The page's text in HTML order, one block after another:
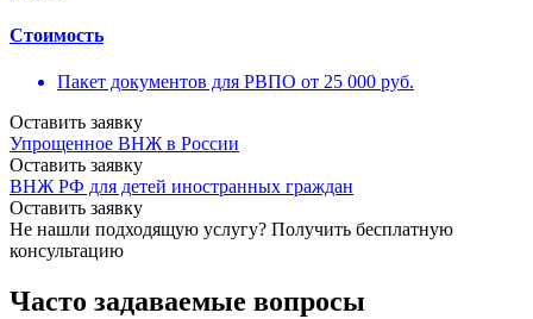
Стоимость
Пакет документов для РВПО от 25 000 руб.
Оставить заявку
Упрощенное ВНЖ в России
Оставить заявку
ВНЖ РФ для детей иностранных граждан
Оставить заявку
Не нашли подходящую услугу? Получить бесплатную
консультацию
Часто задаваемые вопросы